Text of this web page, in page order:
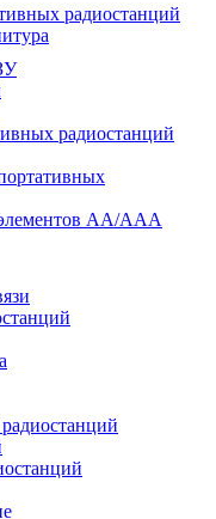
радиостанций
радиостанций
элементов АА/ААА